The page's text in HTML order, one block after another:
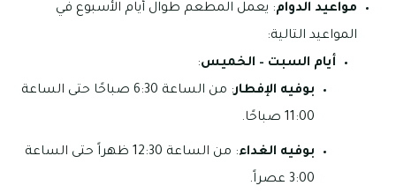
مواعيد الدوام: يعمل المطعم طوال أيام الأسبوع في
المواعيد التالية:
أيام السبت – الخميس:
بوفيه الإفطار
: من الساعة 6:30 صباحًا حتى الساعة
11:00 صباحًا.
بوفيه الغداء
: من الساعة 12:30 ظهراً حتى الساعة
3:00 عصراً.